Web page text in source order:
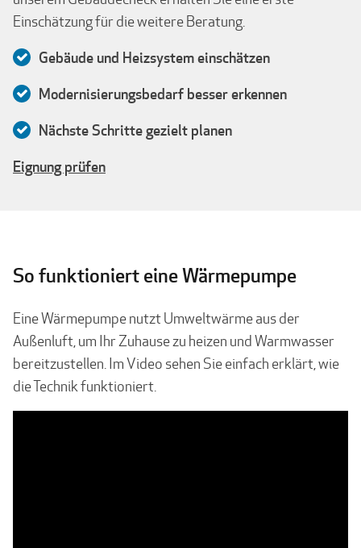
Einschätzung für die weitere Beratung.
Gebäude und Heizsystem einschätzen
Modernisierungsbedarf besser erkennen
Nächste Schritte gezielt planen
Eignung prüfen
So funktioniert eine Wärmepumpe
Eine Wärmepumpe nutzt Umweltwärme aus der
Außenluft, um Ihr Zuhause zu heizen und Warmwasser
bereitzustellen. Im Video sehen Sie einfach erklärt, wie
die Technik funktioniert.